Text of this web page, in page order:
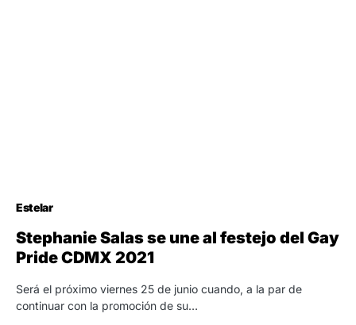
Estelar
Stephanie Salas se une al festejo del Gay
Pride CDMX 2021
Será el próximo viernes 25 de junio cuando, a la par de
continuar con la promoción de su…